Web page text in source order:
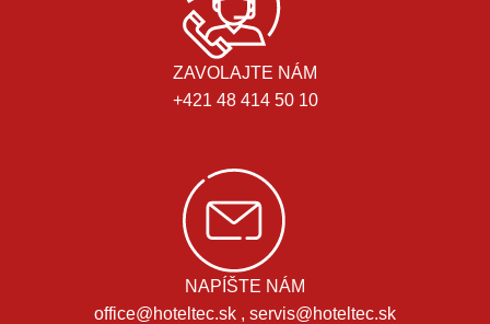
ZAVOLAJTE NÁM
+421 48 414 50 10
NAPÍŠTE NÁM
office@hoteltec.sk , servis@hoteltec.sk